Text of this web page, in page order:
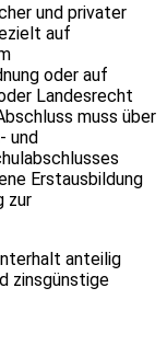
und privater
auf
oder auf
Landesrecht
muss über
und
Erstausbildung
zur
anteilig
zinsgünstige